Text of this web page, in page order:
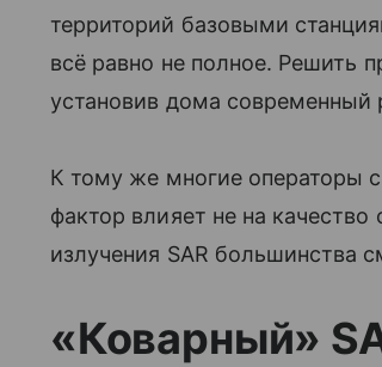
территорий базовыми
всё равно не полное. Решить
установив дома современный
К тому же многие операторы
фактор влияет не на качество
излучения SAR большинства
«Коварный»